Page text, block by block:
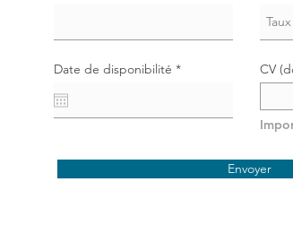
Date de disponibilité *r
i
d
CV
Envoyer